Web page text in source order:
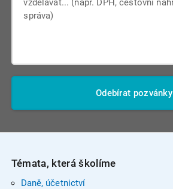
Odebírat pozvánky
Témata, která školíme
Daně, účetnictví